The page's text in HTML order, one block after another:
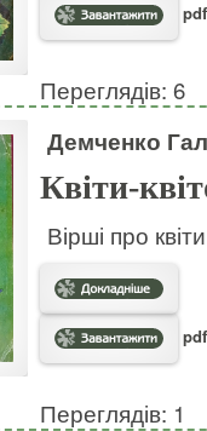
Переглядів: 6
Демченко
Квіти-
Вірші про
Переглядів: 1